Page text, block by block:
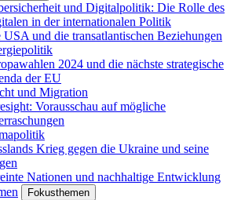
und Digitalpolitik: Die Rolle des
in der internationalen Politik
USA und die transatlantischen Beziehungen
2024 und die nächste strategische
der EU
und Migration
Vorausschau auf mögliche
Krieg gegen die Ukraine und seine
Nationen und nachhaltige Entwicklung
Fokusthemen